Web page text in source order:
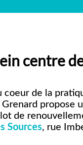
centre
coeur de la
propose
de
Sources, rue